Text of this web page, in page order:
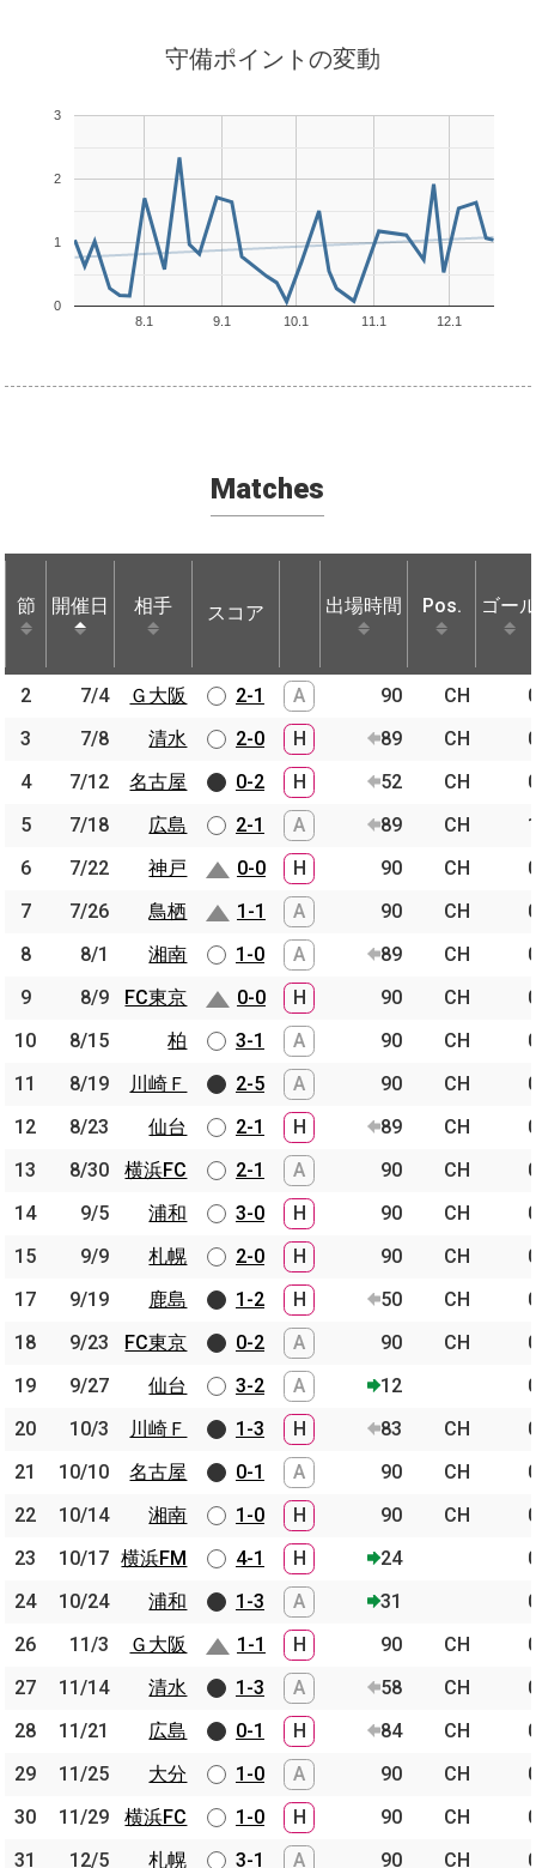
守備ポイントの変動
8.1 9.1 10.1 11.1 12.1
0
1
2
3
Matches
節 開催日 相手 スコア 出場時間 Pos. ゴー
節 開催日 相手 スコア 出場時間 Pos. ゴー
2 7/4 Ｇ大阪 2-1 A 90 CH
3
7/8 清水 2-0 H 89 CH
4
7/12 名古屋 0-2 H 52 CH
5
7/18 広島 2-1 A 89 CH
6
7/22 神戸 0-0 H 90 CH
7
7/26 鳥栖 1-1 A 90 CH
8
8/1 湘南 1-0 A 89 CH
9
8/9 FC東京 0-0 H 90 CH
10
8/15 柏 3-1 A 90 CH
11
8/19 川崎Ｆ 2-5 A 90 CH
12
8/23 仙台 2-1 H 89 CH
13
8/30 横浜FC 2-1 A 90 CH
14
9/5 浦和 3-0 H 90 CH
15
9/9 札幌 2-0 H 90 CH
17
9/19 鹿島 1-2 H 50 CH
18
9/23 FC東京 0-2 A 90 CH
19
9/27 仙台 3-2 A 12
20
10/3 川崎Ｆ 1-3 H 83 CH
21
10/10 名古屋 0-1 A 90 CH
22
10/14 湘南 1-0 H 90 CH
23
10/17 横浜FM 4-1 H 24
24
10/24 浦和 1-3 A 31
26
11/3 Ｇ大阪 1-1 H 90 CH
27
11/14 清水 1-3 A 58 CH
28
11/21 広島 0-1 H 84 CH
29
11/25 大分 1-0 A 90 CH
30
11/29 横浜FC 1-0 H 90 CH
31
12/5 札幌 3-1 A 90 CH
節 開催日 相手
2 7/4
Ｇ大阪
3
7/8
清水
4
7/12
名古屋
5
7/18
広島
6
7/22
神戸
7
7/26
鳥栖
8
8/1
湘南
9
8/9
FC東京
10
8/15
柏
11
8/19
川崎Ｆ
12
8/23
仙台
13
8/30
横浜FC
14
9/5
浦和
15
9/9
札幌
17
9/19
鹿島
18
9/23
FC東京
19
9/27
仙台
20
10/3
川崎Ｆ
21
10/10
名古屋
22
10/14
湘南
23
10/17 横浜FM
24
10/24
浦和
26
11/3
Ｇ大阪
27
11/14
清水
28
11/21
広島
29
11/25
大分
30
11/29
横浜FC
31
12/5 札幌